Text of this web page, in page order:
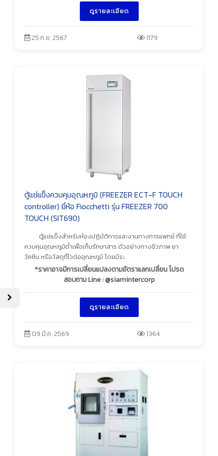
ดูรายละเอียด
25 ก.ย. 2567 1179
ตู้แช่แข็งควบคุมอุณหภูมิ (FREEZER ECT-F TOUCH
controller) ยี่ห้อ Fiocchetti รุ่น FREEZER 700
TOUCH (SIT690)
ตู้แช่แข็งสำหรับห้องปฏิบัติการและงานทางการแพทย์ ที่ใช้
ควบคุมอุณหภูมิต่ำเพื่อเก็บรักษาสาร ตัวอย่างทางชีวภาพ ยา
วัคซีน หรือวัสดุที่ไวต่ออุณหภูมิ โดยมีระ
*ราคาอาจมีการเปลี่ยนแปลงตามอัตราแลกเปลี่ยน โปรด
สอบถาม Line : @siamintercorp
ดูรายละเอียด
09 มี.ค. 2569 1364